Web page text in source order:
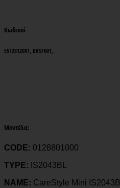
Κωδικοί
5512812081, BRSF001,
Μοντέλα:
CODE: 0128801000
TYPE: IS2043BL
NAME: CareStyle Mini